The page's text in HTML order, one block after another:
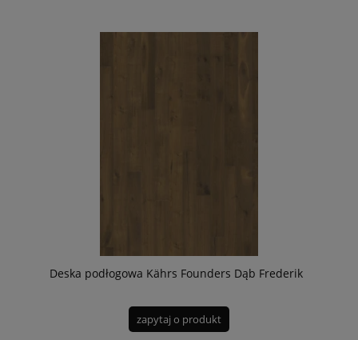
Deska podłogowa Kährs Founders Dąb Frederik
zapytaj o produkt